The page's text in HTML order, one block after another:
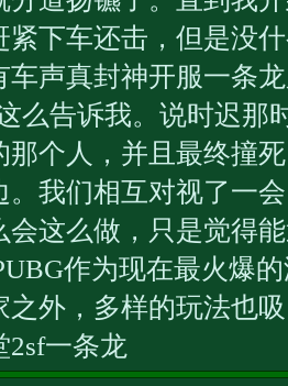
紧下车还击，但是没
车声真封神开服一条
么告诉我。说时迟那
那个人，并且最终撞
。我们相互对视了一
会这么做，只是觉得
作为现在最火爆
之外，多样的玩法也
2sf一条龙